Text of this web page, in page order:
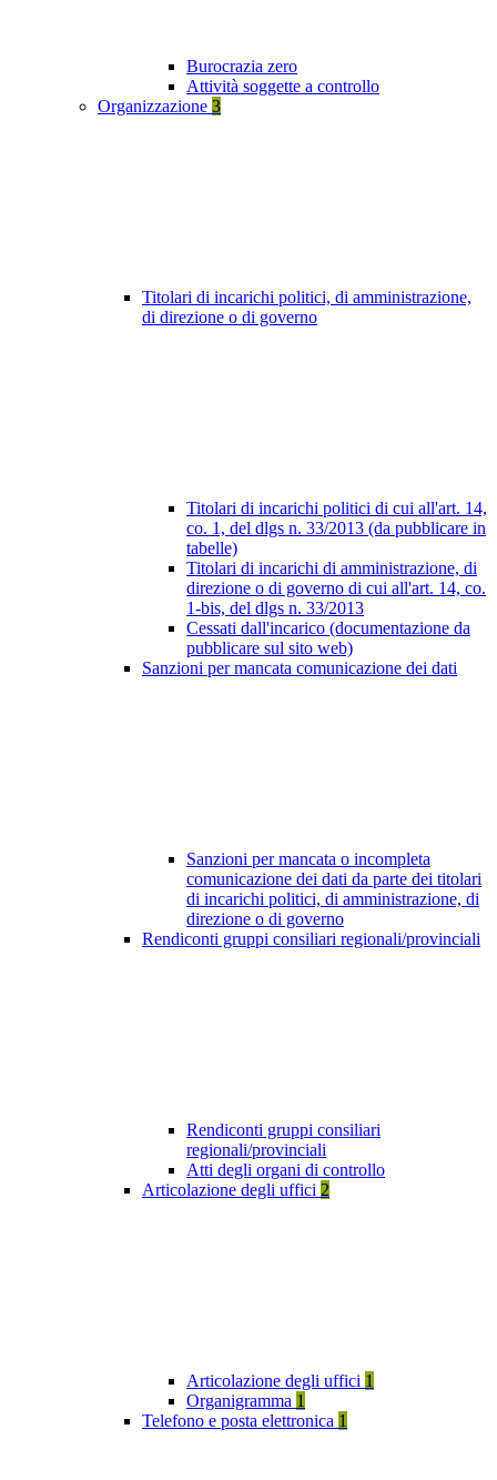
Burocrazia zero
Attività soggette a controllo
Organizzazione 3
Titolari di incarichi politici, di amministrazione,
di direzione o di governo
Titolari di incarichi politici di cui all'art. 14,
co. 1, del dlgs n. 33/2013 (da pubblicare in
tabelle)
Titolari di incarichi di amministrazione, di
direzione o di governo di cui all'art. 14, co.
1-bis, del dlgs n. 33/2013
Cessati dall'incarico (documentazione da
pubblicare sul sito web)
Sanzioni per mancata comunicazione dei dati
Sanzioni per mancata o incompleta
comunicazione dei dati da parte dei titolari
di incarichi politici, di amministrazione, di
direzione o di governo
Rendiconti gruppi consiliari regionali/provinciali
Rendiconti gruppi consiliari
regionali/provinciali
Atti degli organi di controllo
Articolazione degli uffici 2
Articolazione degli uffici 1
Organigramma 1
Telefono e posta elettronica 1